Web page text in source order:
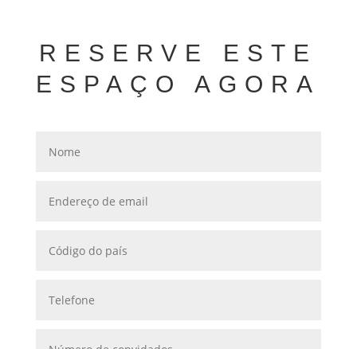
RESERVE ESTE
ESPAÇO AGORA